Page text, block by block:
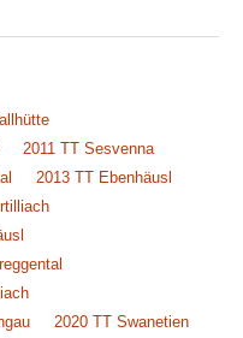
2011 TT Sesvenna
2013 TT Ebenhäusl
2020 TT Swanetien